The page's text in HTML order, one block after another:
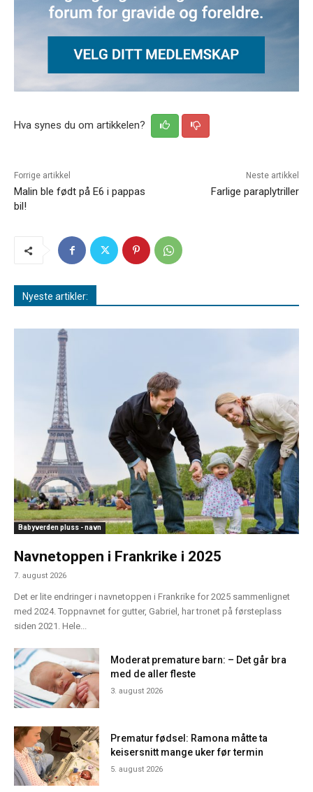
Hva synes du om artikkelen?
Forrige artikkel
Malin ble født på E6 i pappas
bil!
Neste artikkel
Farlige paraplytriller
Nyeste artikler:
Babyverden pluss - navn
Navnetoppen i Frankrike i 2025
7. august 2026
Det er lite endringer i navnetoppen i Frankrike for 2025 sammenlignet
med 2024. Toppnavnet for gutter, Gabriel, har tronet på førsteplass
siden 2021. Hele...
Moderat premature barn: – Det går bra
med de aller fleste
3. august 2026
Prematur fødsel: Ramona måtte ta
keisersnitt mange uker før termin
5. august 2026